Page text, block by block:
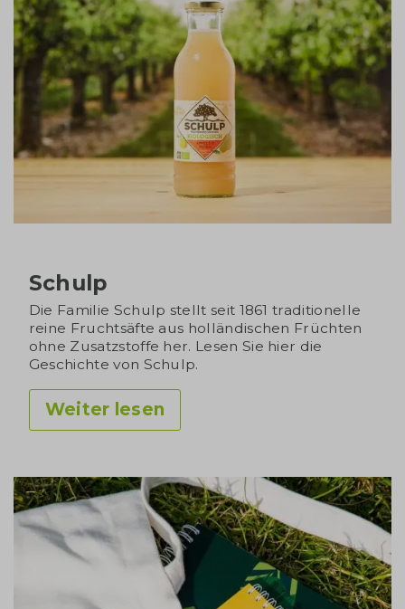
Schulp
Die Familie Schulp stellt seit 1861 traditionelle
reine Fruchtsäfte aus holländischen Früchten
ohne Zusatzstoffe her. Lesen Sie hier die
Geschichte von Schulp.
Weiter lesen